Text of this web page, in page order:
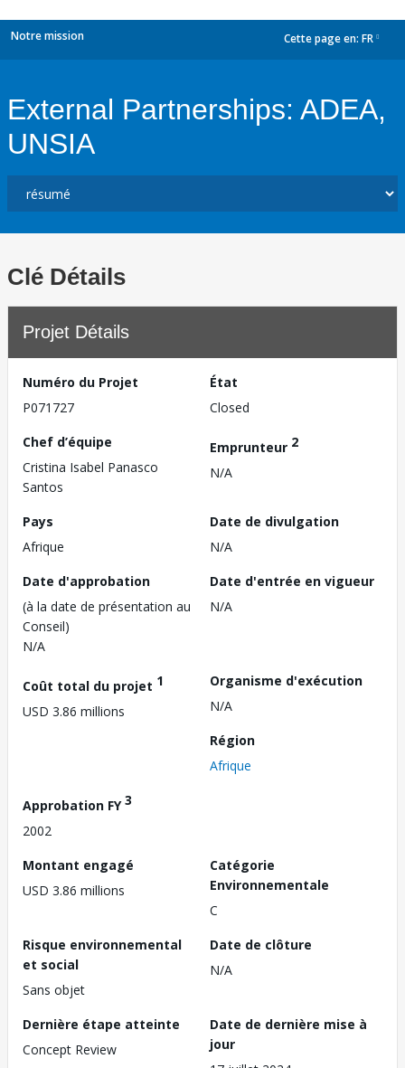
Notre mission Cette page en: FR
External Partnerships: ADEA,
UNSIA
Clé Détails
Projet Détails
Numéro du Projet
P071727
État
Closed
Chef d’équipe
Cristina Isabel Panasco
Santos
Emprunteur 2
N/A
Pays
Afrique
Date de divulgation
N/A
Date d'approbation
(à la date de présentation au
Conseil)
N/A
Date d'entrée en vigueur
N/A
Coût total du projet 1
USD 3.86 millions
Organisme d'exécution
N/A
Région
Afrique
Approbation FY3
2002
Montant engagé
USD 3.86 millions
Catégorie
Environnementale
C
Risque environnemental
et social
Sans objet
Date de clôture
N/A
Dernière étape atteinte
Concept Review
Date de dernière mise à
jour